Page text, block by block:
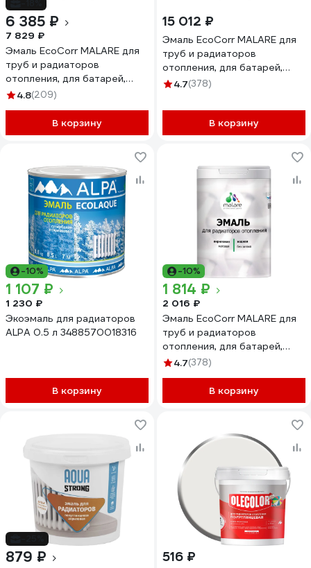
6 385 ₽
7 829 ₽
Эмаль EcoCorr MALARE для
труб и радиаторов
отопления, для батарей,
водная акриловая без запаха
кг ЭЭКОСВСМ1000
4.8(209)
В корзину
15 012 ₽
Эмаль EcoCorr MALARE для
труб и радиаторов
отопления, для батарей,
водная акриловая без запаха
ЭЭКОГОПМ1000
4.7(378)
В корзину
-10%
1 107 ₽
1 230 ₽
Экоэмаль для радиаторов
ALPA 0.5 л 3488570018316
В корзину
-10%
1 814 ₽
2 016 ₽
Эмаль EcoCorr MALARE для
труб и радиаторов
отопления, для батарей,
водная акриловая без запаха
кг ЭЭКОГРОМ0100
4.7(378)
В корзину
879 ₽ 516 ₽